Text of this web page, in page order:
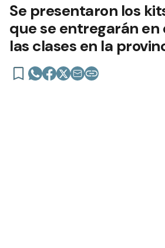
Se presentaron los
que se entregarán en
las clases en la